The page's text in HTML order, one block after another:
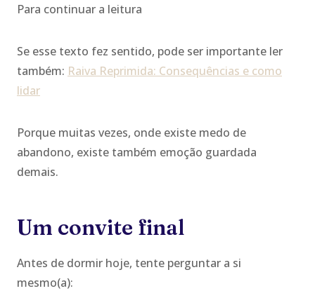
Para continuar a leitura
Se esse texto fez sentido, pode ser importante ler
também: Raiva Reprimida: Consequências e como
lidar
Porque muitas vezes, onde existe medo de
abandono, existe também emoção guardada
demais.
Um convite final
Antes de dormir hoje, tente perguntar a si
mesmo(a):